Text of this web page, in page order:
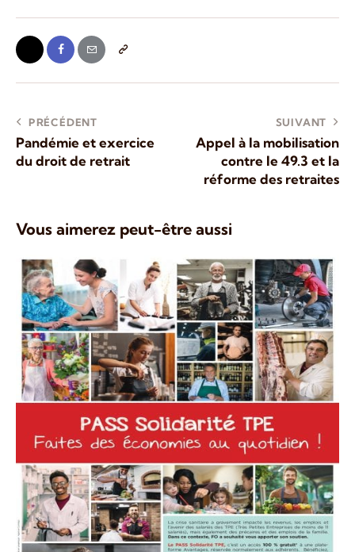
PRÉCÉDENT
Pandémie et exercice
du droit de retrait
SUIVANT
Appel à la mobilisation
contre le 49.3 et la
réforme des retraites
Vous aimerez peut-être aussi